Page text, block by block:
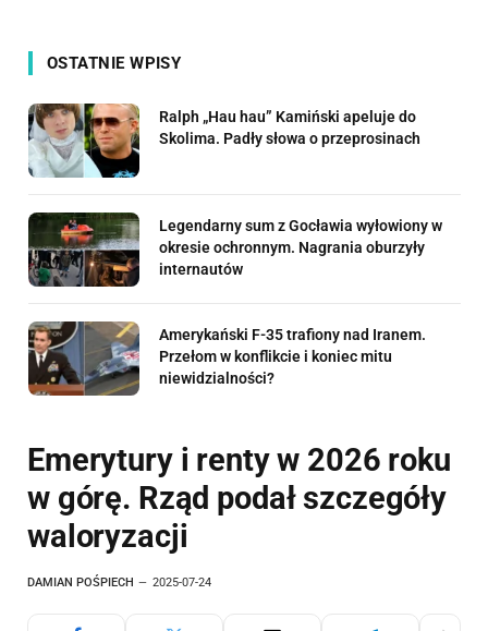
OSTATNIE WPISY
Ralph „Hau hau” Kamiński apeluje do
Skolima. Padły słowa o przeprosinach
Legendarny sum z Gocławia wyłowiony w
okresie ochronnym. Nagrania oburzyły
internautów
Amerykański F-35 trafiony nad Iranem.
Przełom w konflikcie i koniec mitu
niewidzialności?
Emerytury i renty w 2026 roku
w górę. Rząd podał szczegóły
waloryzacji
DAMIAN POŚPIECH 2025-07-24